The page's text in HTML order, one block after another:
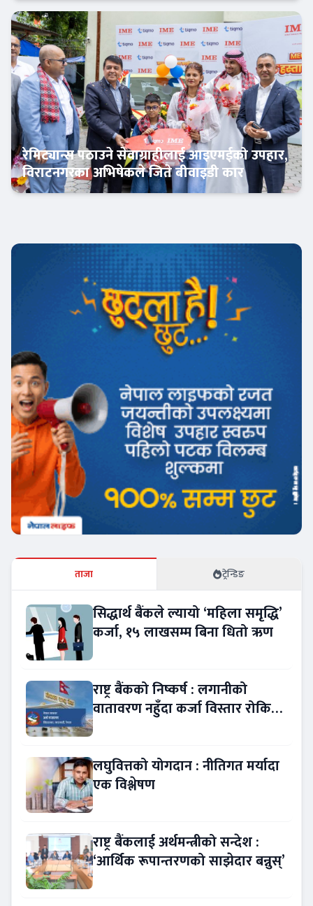
बैंक-वित्त
रेमिट्यान्स पठाउने सेवाग्राहीलाई आइएमईको उपहार,
विराटनगरका अभिषेकले जिते बीवाइडी कार
ताजा ट्रेन्डिङ
सिद्धार्थ बैंकले ल्यायो ‘महिला समृद्धि’
कर्जा, १५ लाखसम्म बिना धितो ऋण
राष्ट्र बैंकको निष्कर्ष : लगानीको
वातावरण नहुँदा कर्जा विस्तार रोकियो
लघुवित्तको योगदान : नीतिगत मर्यादा
एक विश्लेषण
राष्ट्र बैंकलाई अर्थमन्त्रीको सन्देश :
‘आर्थिक रूपान्तरणको साझेदार बन्नुस्’